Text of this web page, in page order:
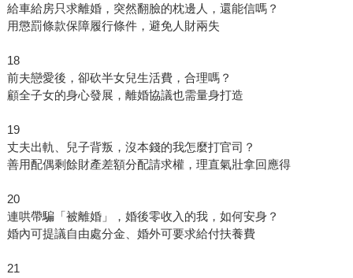
給車給房只求離婚，突然翻臉的枕邊人，還能信嗎？
用懲罰條款保障履行條件，避免人財兩失
18
前夫戀愛後，卻砍半女兒生活費，合理嗎？
顧全子女的身心發展，離婚協議也需量身打造
19
丈夫出軌、兒子背叛，沒本錢的我怎麼打官司？
善用配偶剩餘財產差額分配請求權，理直氣壯拿回應得
20
連哄帶騙「被離婚」，婚後零收入的我，如何安身？
婚內可提議自由處分金、婚外可要求給付扶養費
21